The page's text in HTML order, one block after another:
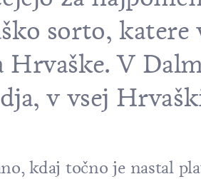
sorto,
Hrvaške. V
v vsej
kdaj točno je nastal